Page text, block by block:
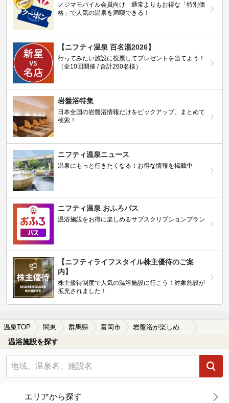
ノジマモバイル会員向け 通常よりもお得な「特別価
格」で人気の温泉を満喫できる！
【ニフティ温泉 百名湯2026】
行ってみたい施設に投票してプレゼントを当てよう！
（全10回開催 / 合計260名様）
岩盤浴特集
日本全国の岩盤浴情報だけをピックアップ。まとめて
検索！
ニフティ温泉ニュース
温泉にもっと行きたくなる！お得な情報を掲載中
ニフティ温泉 おふろパス
温浴施設をお得に楽しめるサブスクリプションプラン
【ニフティライフスタイル株主優待のご案
内】
株主優待制度で人気の温浴施設に行こう！対象施設が
拡充されました！
温泉TOP 関東 群馬県 富岡市
温浴施設を探す
エリアから探す